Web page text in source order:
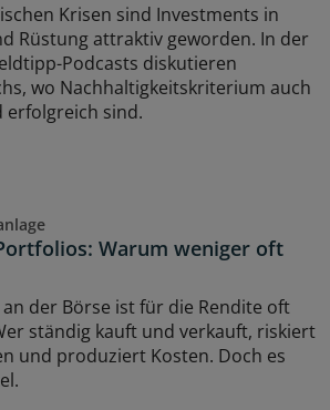
Krisen sind Investments in
Rüstung attraktiv geworden. In der
Podcasts diskutieren
wo Nachhaltigkeitskriterium auch
erfolgreich sind.
Warum weniger oft
der Börse ist für die Rendite oft
ständig kauft und verkauft, riskiert
und produziert Kosten. Doch es